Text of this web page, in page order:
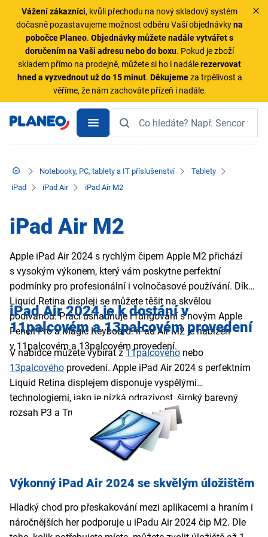
Vážení zákazníci, kvůli přechodu na nový skladový systém
dočasně pozastavujeme možnost odběru Vaší objednávkyna
pobočce Planeo.Objednávky můžete nadále vytvářet s
doručením na Vaši adresu nebo do boxu. Pokud je zboží
skladem přímo na prodejně, můžete si ho i nadálerezervovat
hned a vyzvednout už do 15 minut. Děkujemeza trpělivost a
věříme, že nám zachováte přízeň i nadále.
Notebooky, PC, tablety a IT příslušenství
Tablety
iPad
iPad Air iPad Air M2
iPad Air M2
Apple iPad Air 2024 s rychlým čipem Apple M2 přichází
s vysokým výkonem, který vám poskytne perfektní
podmínky pro profesionální i volnočasové používání. Díky
Liquid Retina displeji se můžete těšit na skvělou
podívanou. Práci usnadňuje i fungování s novým Apple
Pencil Pro a Magic Keyboard. iPad Air M2 je nabízen
v 11palcovém a 13palcovém provedení.
iPad Air 2024 je k dostání v
11palcovém a 13palcovém provedení
V nabídce můžete vybírat z11palcového nebo
13palcového provedení. Apple iPad Air 2024 s perfektním
Liquid Retina displejem disponuje vyspělými
technologiemi, jako je nízká odrazivost, široký barevný
rozsah P3 a True Tone.
Výkonný iPad Air 2024 se skvělým úložištěm
Hladký chod pro přeskakování mezi aplikacemi a hraním i
náročnějších her podporuje u iPadu Air 2024 čip M2. Dle